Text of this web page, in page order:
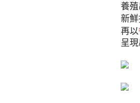
養
新
再以
呈